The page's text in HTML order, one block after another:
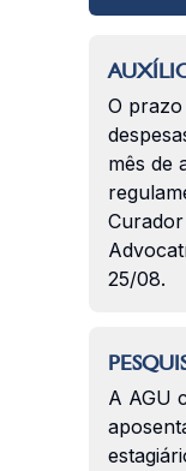
O
mês de
25/08.
A AGU